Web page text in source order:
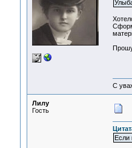
С
Лилу
Гость
Если